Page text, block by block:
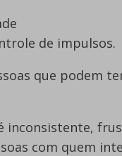
de impulsos.
que podem
inconsistente,
com quem